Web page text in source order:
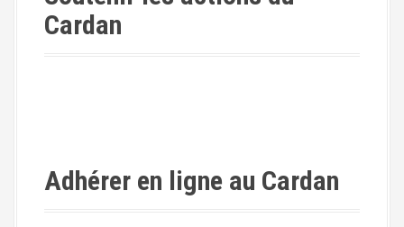
Cardan
Adhérer en ligne au Cardan